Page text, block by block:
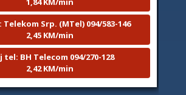
Srp. (MTel) 094/583-146
2,45 KM/min
tel: BH Telecom 094/270-128
2,42 KM/min